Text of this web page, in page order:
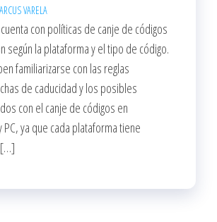
VARELA
con políticas de canje de códigos
según la plataforma y el tipo de código.
familiarizarse con las reglas
de caducidad y los posibles
con el canje de códigos en
PC, ya que cada plataforma tiene
[…]